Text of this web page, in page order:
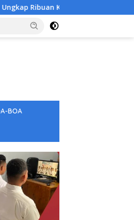
Narkoba Dalam 300 Hari, Naik 85
BOA